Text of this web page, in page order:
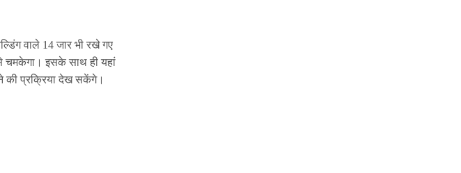
वाले 14 जार भी रखे गए
इसके साथ ही यहां
की प्रक्रिया देख सकेंगे।